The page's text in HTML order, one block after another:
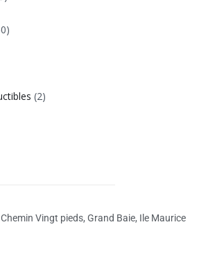
(2)
Vingt pieds, Grand Baie, Ile Maurice